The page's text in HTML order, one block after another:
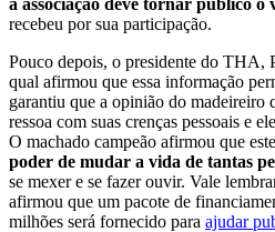
recebeu por sua participação.
Pouco depois, o presidente do THA,
qual afirmou que essa informação
garantiu que a opinião do madeireiro
ressoa com suas crenças pessoais e
O machado campeão afirmou que este
poder de mudar a vida de tantas
se mexer e se fazer ouvir. Vale
afirmou que um pacote de
milhões será fornecido para ajudar